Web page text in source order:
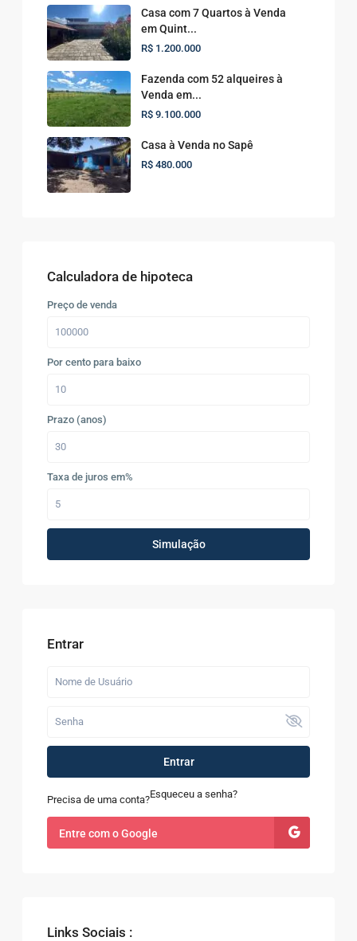
Casa com 7 Quartos à Venda
em Quint...
R$ 1.200.000
Fazenda com 52 alqueires à
Venda em...
R$ 9.100.000
Casa à Venda no Sapê
R$ 480.000
Calculadora de hipoteca
Preço de venda
Por cento para baixo
Prazo (anos)
Taxa de juros em%
Simulação
Entrar
Entrar
Precisa de uma conta?Esqueceu a senha?
Entre com o Google
Links Sociais :